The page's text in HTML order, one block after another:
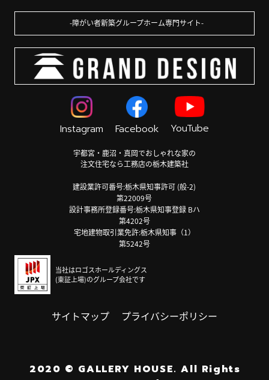
障がい者新築グループホーム専門サイト
Instagram Facebook YouTube
宇都宮・鹿沼・真岡でおしゃれな家の
注文住宅なら工務店の栃木建築社
建設業許可番号:栃木県知事許可 (般-2)
第22009号
設計事務所登録番号:栃木県知事登録 Bハ
第4202号
宅地建物取引業免許:栃木県知事（1）
第5242号
当社はロゴスホールディングス
(東証上場)のグループ会社です
サイトマップ プライバシーポリシー
2020 © GALLERY HOUSE. All Rights